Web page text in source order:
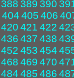
388 389 390
404 405 406
420 421 422
436 437 438
452 453 454
468 469 470
484 485 486